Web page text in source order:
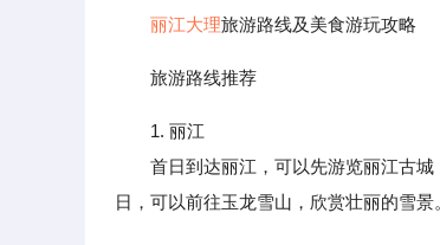
丽江大理旅游路线及美食游玩攻略
旅游路线推荐
1. 丽江
首日到达丽江，可以先游览丽江古城
日，可以前往玉龙雪山，欣赏壮丽的雪